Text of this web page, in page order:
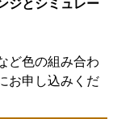
ジとシミュレー
ど色の組み合わ
お申し込みくだ